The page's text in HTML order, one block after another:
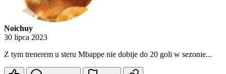
Noichuy
30 lipca 2023
Z tym trenerem u steru Mbappe nie dobije do 20 goli w sezonie...